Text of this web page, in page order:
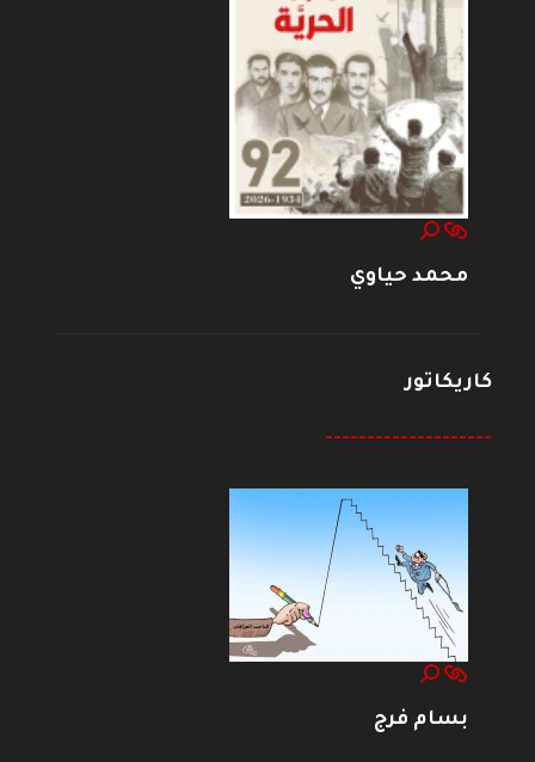
محمد حياوي
كاريكاتور
--------------------
بسام فرج